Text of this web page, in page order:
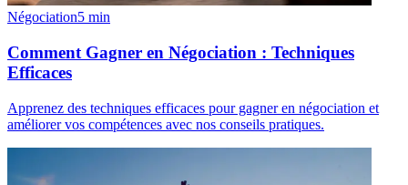
Négociation5 min
Comment Gagner en Négociation : Techniques
Efficaces
Apprenez des techniques efficaces pour gagner en négociation et
améliorer vos compétences avec nos conseils pratiques.